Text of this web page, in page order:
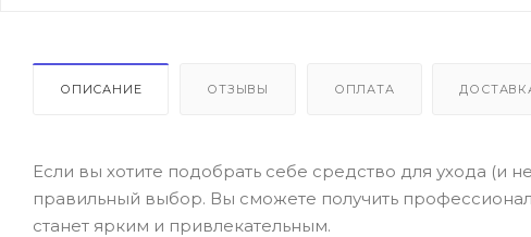
ОПИСАНИЕ ОТЗЫВЫ ОПЛАТА
Если вы хотите подобрать себе средство для ухода (и
правильный выбор. Вы сможете получить
станет ярким и привлекательным.